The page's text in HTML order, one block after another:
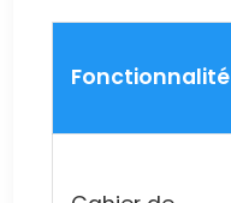
Fonctionnalité